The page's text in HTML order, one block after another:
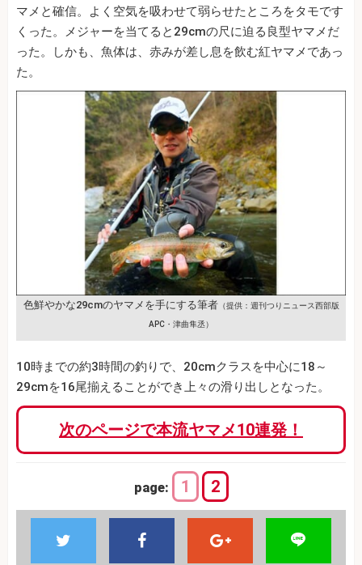
マメと確信。よく空気を吸わせて弱らせたところをタモです
くった。メジャーを当てると29cmの尺に迫る良型ヤマメだ
った。しかも、魚体は、赤みが差し息を飲む紅ヤマメであっ
た。
色鮮やかな29cmのヤマメを手にする筆者（提供：週刊つりニュース西部版
APC・津曲隼丞）
10時までの約3時間の釣りで、20cmクラスを中心に18～
29cmを16尾揃えることができ上々の滑り出しとなった。
次のページで本流ヤマメ10連発！
page: 1 2